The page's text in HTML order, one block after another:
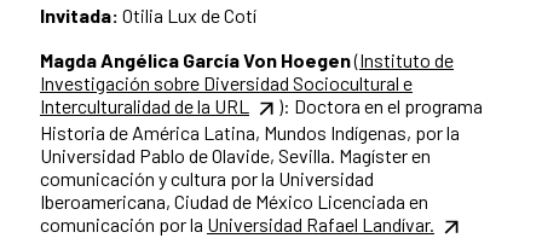
Invitada: Otilia Lux de Cotí
Magda Angélica García Von Hoegen(Instituto de
Investigación sobre Diversidad Sociocultural e
Interculturalidad de la URL
): Doctora en el programa
Historia de América Latina, Mundos Indígenas, por la
Universidad Pablo de Olavide, Sevilla. Magíster en
comunicación y cultura por la Universidad
Iberoamericana, Ciudad de México Licenciada en
comunicación por la Universidad Rafael Landívar.